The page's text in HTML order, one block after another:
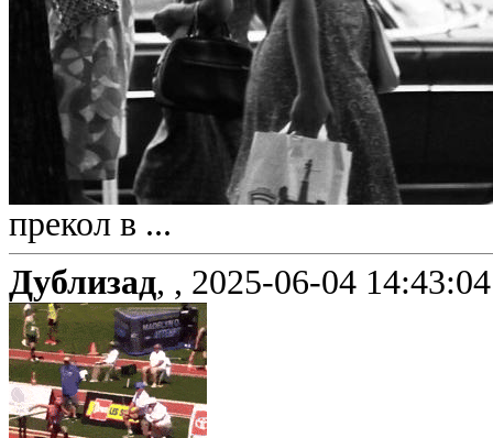
прекол в ...
Дублизад, , 2025-06-04 14:43:04